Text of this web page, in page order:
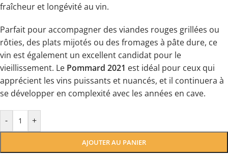
fraîcheur et longévité au vin.
Parfait pour accompagner des viandes rouges grillées ou
rôties, des plats mijotés ou des fromages à pâte dure, ce
vin est également un excellent candidat pour le
vieillissement. Le Pommard 2021 est idéal pour ceux qui
apprécient les vins puissants et nuancés, et il continuera à
se développer en complexité avec les années en cave.
- +
AJOUTER AU PANIER